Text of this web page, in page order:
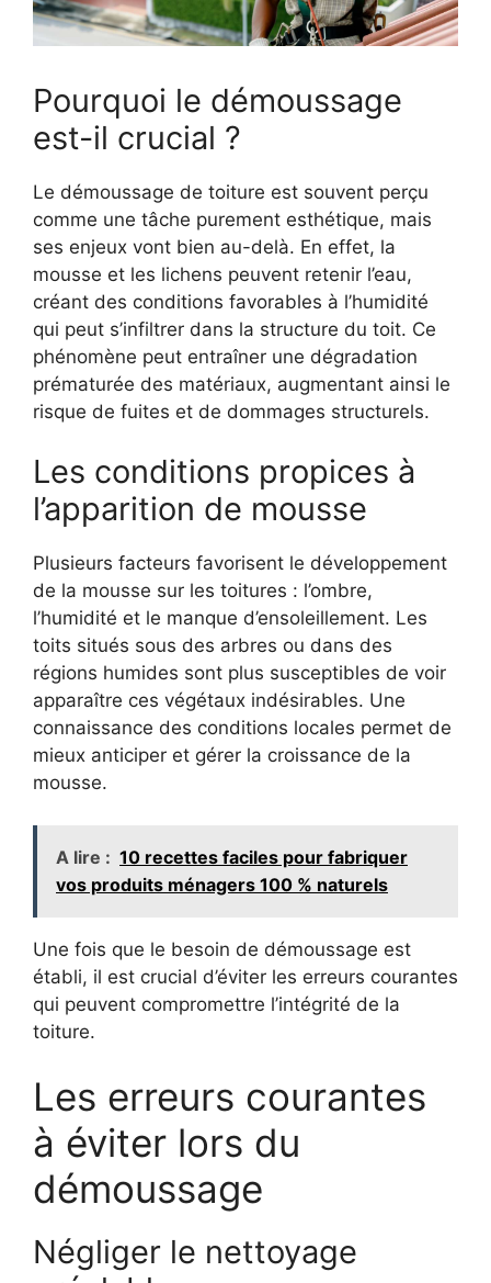
Pourquoi le démoussage
est-il crucial ?
Le démoussage de toiture est souvent perçu
comme une tâche purement esthétique, mais
ses enjeux vont bien au-delà. En effet, la
mousse et les lichens peuvent retenir l’eau,
créant des conditions favorables à l’humidité
qui peut s’infiltrer dans la structure du toit. Ce
phénomène peut entraîner une dégradation
prématurée des matériaux, augmentant ainsi le
risque de fuites et de dommages structurels.
Les conditions propices à
l’apparition de mousse
Plusieurs facteurs favorisent le développement
de la mousse sur les toitures : l’ombre,
l’humidité et le manque d’ensoleillement. Les
toits situés sous des arbres ou dans des
régions humides sont plus susceptibles de voir
apparaître ces végétaux indésirables. Une
connaissance des conditions locales permet de
mieux anticiper et gérer la croissance de la
mousse.
A lire : 10 recettes faciles pour fabriquer
vos produits ménagers 100 % naturels
Une fois que le besoin de démoussage est
établi, il est crucial d’éviter les erreurs courantes
qui peuvent compromettre l’intégrité de la
toiture.
Les erreurs courantes
à éviter lors du
démoussage
Négliger le nettoyage